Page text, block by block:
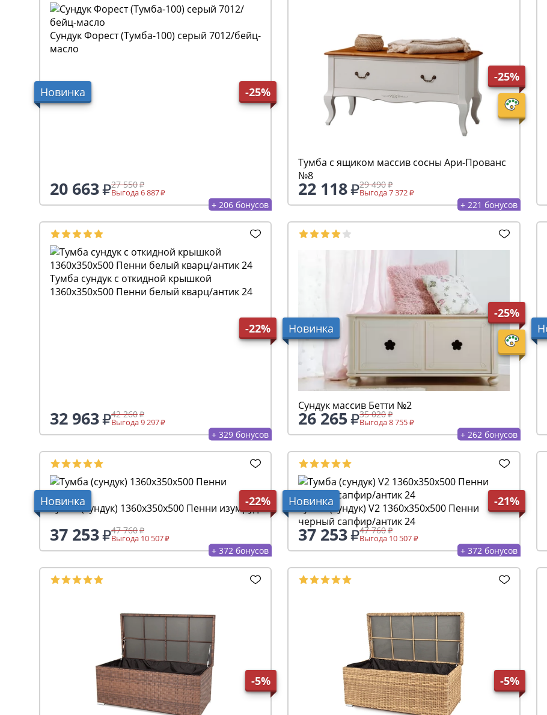
Новинка -25%
Сундук Форест (Тумба-100) серый 7012/бейц-
масло
20 663 27 550
Выгода 6 887
+ 206 бонусов
-25%
Тумба с ящиком массив сосны Ари-Прованс
№8
22 118 29 490
Выгода 7 372
+ 221 бонусов
-22%
Тумба сундук с откидной крышкой
1360х350х500 Пенни белый кварц/антик 24
32 963 42 260
Выгода 9 297
+ 329 бонусов
Новинка
-25%
Сундук массив Бетти №2
26 265 35 020
Выгода 8 755
+ 262 бонусов
Новинка -22%
Тумба (сундук) 1360х350х500 Пенни изумруд
37 253 47 760
Выгода 10 507
+ 372 бонусов
Новинка -21%
Тумба (сундук) V2 1360х350х500 Пенни
черный сапфир/антик 24
37 253 47 760
Выгода 10 507
+ 372 бонусов
-5% -5%